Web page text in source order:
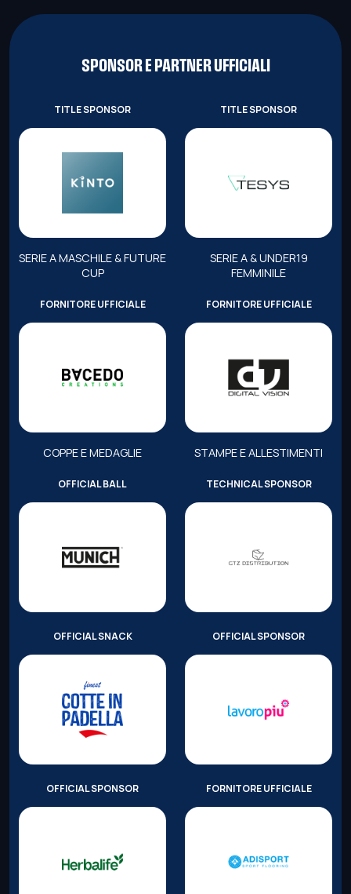
SPONSOR E PARTNER UFFICIALI
TITLE SPONSOR
SERIE A MASCHILE & FUTURE
CUP
TITLE SPONSOR
SERIE A & UNDER19
FEMMINILE
FORNITORE UFFICIALE
COPPE E MEDAGLIE
FORNITORE UFFICIALE
STAMPE E ALLESTIMENTI
OFFICIAL BALL TECHNICAL SPONSOR
OFFICIAL SNACK OFFICIAL SPONSOR
OFFICIAL SPONSOR FORNITORE UFFICIALE